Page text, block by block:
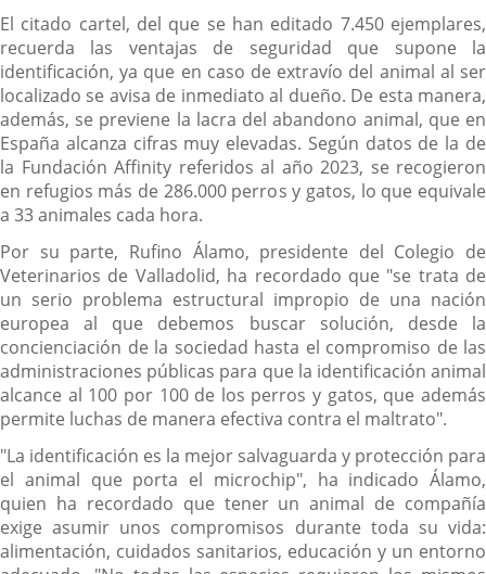
El citado cartel, del que se han editado 7.450 ejemplares,
recuerda las ventajas de seguridad que supone la
identificación, ya que en caso de extravío del animal al ser
localizado se avisa de inmediato al dueño. De esta manera,
además, se previene la lacra del abandono animal, que en
España alcanza cifras muy elevadas. Según datos de la de
la Fundación Affinity referidos al año 2023, se recogieron
en refugios más de 286.000 perros y gatos, lo que equivale
a 33 animales cada hora.
Por su parte, Rufino Álamo, presidente del Colegio de
Veterinarios de Valladolid, ha recordado que "se trata de
un serio problema estructural impropio de una nación
europea al que debemos buscar solución, desde la
concienciación de la sociedad hasta el compromiso de las
administraciones públicas para que la identificación animal
alcance al 100 por 100 de los perros y gatos, que además
permite luchas de manera efectiva contra el maltrato".
"La identificación es la mejor salvaguarda y protección para
el animal que porta el microchip", ha indicado Álamo,
quien ha recordado que tener un animal de compañía
exige asumir unos compromisos durante toda su vida:
alimentación, cuidados sanitarios, educación y un entorno